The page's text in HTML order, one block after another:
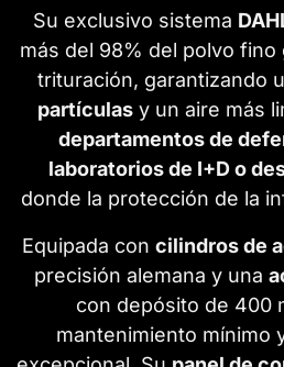
Su exclusivo sistema
más del 98% del polvo
trituración, garantizando
partículasy un aire más
departamentos de
laboratorios de I+D o
donde la protección de la
Equipada con cilindros de
precisión alemana y una
con depósito de 400
mantenimiento mínimo